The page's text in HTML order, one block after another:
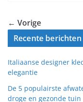
← Vorige
Recente berichten
Italiaanse designer
elegantie
De 5 populairste
droge en gezonde tuin